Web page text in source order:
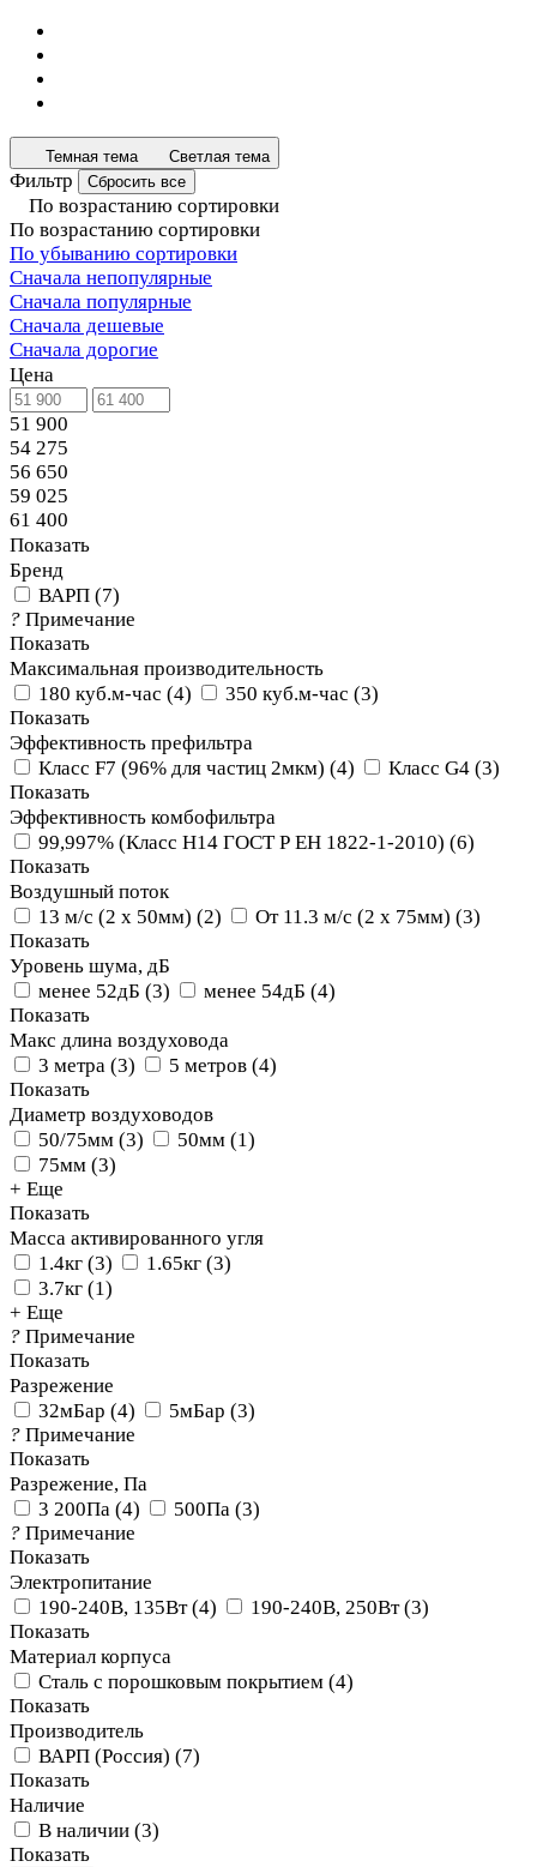
Темная тема Светлая тема
Фильтр Сбросить все
По возрастанию сортировки
По возрастанию сортировки
По убыванию сортировки
Сначала непопулярные
Сначала популярные
Сначала дешевые
Сначала дорогие
Цена
51 900
54 275
56 650
59 025
61 400
Показать
Бренд
ВАРП (7)
? Примечание
Показать
Максимальная производительность
180 куб.м-час (4) 350 куб.м-час (3)
Показать
Эффективность префильтра
Класс F7 (96% для частиц 2мкм) (4) Класс G4 (3)
Показать
Эффективность комбофильтра
99,997% (Класс Н14 ГОСТ Р ЕН 1822-1-2010) (6)
Показать
Воздушный поток
13 м/с (2 х 50мм) (2) От 11.3 м/с (2 х 75мм) (3)
Показать
Уровень шума, дБ
менее 52дБ (3) менее 54дБ (4)
Показать
Макс длина воздуховода
3 метра (3) 5 метров (4)
Показать
Диаметр воздуховодов
50/75мм (3) 50мм (1)
75мм (3)
+ Еще
Показать
Масса активированного угля
1.4кг (3) 1.65кг (3)
3.7кг (1)
+ Еще
? Примечание
Показать
Разрежение
32мБар (4) 5мБар (3)
? Примечание
Показать
Разрежение, Па
3 200Па (4) 500Па (3)
? Примечание
Показать
Электропитание
190-240В, 135Вт(4) 190-240В, 250Вт(3)
Показать
Материал корпуса
Сталь с порошковым покрытием (4)
Показать
Производитель
ВАРП (Россия) (7)
Показать
Наличие
В наличии (3)
Показать